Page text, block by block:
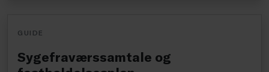
GUIDE
Sygefraværssamtale og